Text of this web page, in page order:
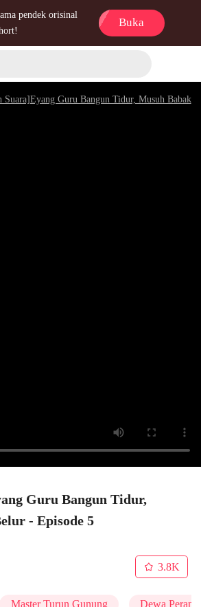
pendek orisinal
Buka
Guru Bangun Tidur, Musuh Babak Belur
Guru Bangun Tidur,
- Episode 5
3.8K
Master Turun Gunung Dewa Perang